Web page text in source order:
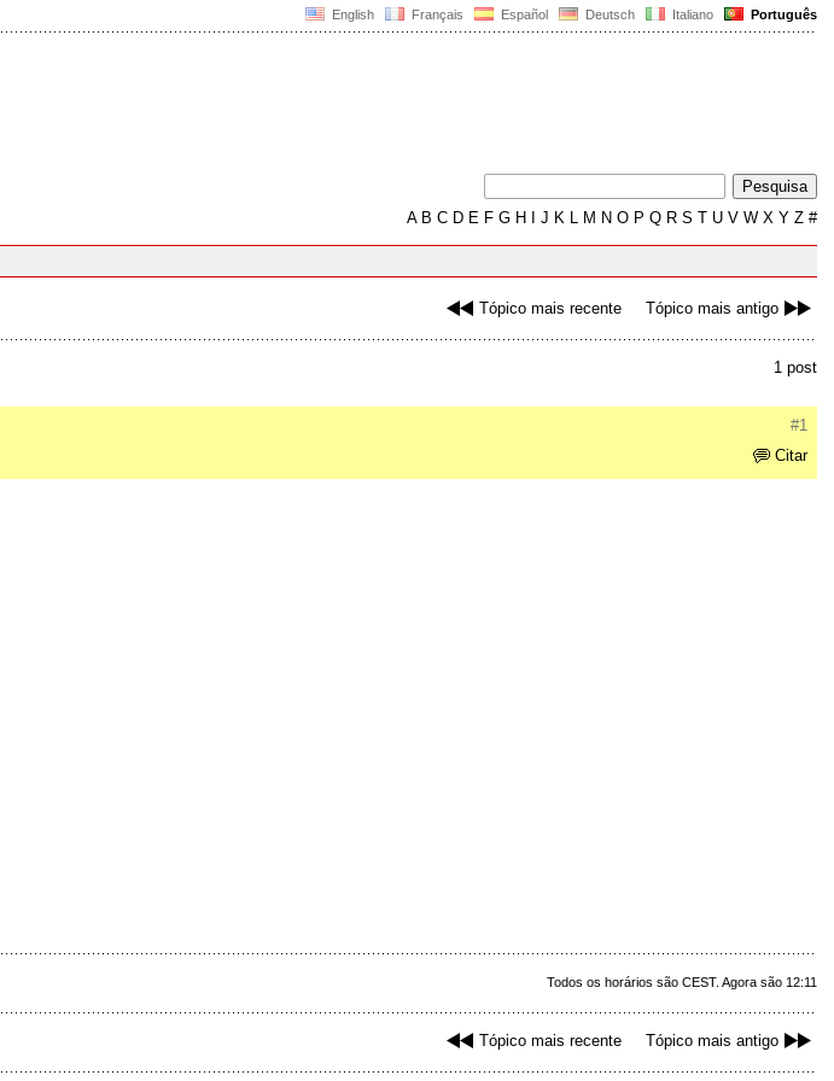
English Français Español Deutsch Italiano Português
AB C D E F G H J K L M N O P Q R S T U V W X Y Z #
Tópico mais recente Tópico mais antigo
1 post
#1
Citar
Todos os horários são CEST. Agora são 12:11
Tópico mais recente Tópico mais antigo